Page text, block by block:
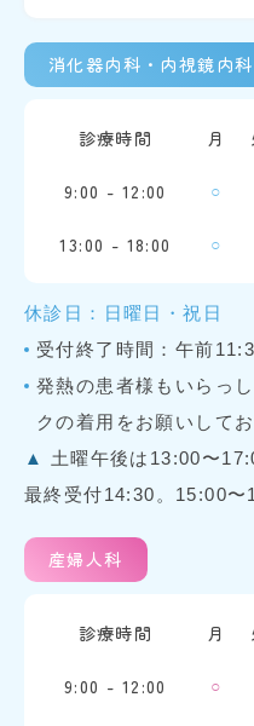
消化器内科・内視鏡内
診療時間 月
9:00 - 12:00 ○
13:00 - 18:00 ○
休診日：日曜日・祝日
受付終了時間：午前
発熱の患者様もいらっ
クの着用をお願いして
▲
土曜午後は13:00〜
最終受付14:30。15:00〜
産婦人科
診療時間 月
9:00 - 12:00 ○